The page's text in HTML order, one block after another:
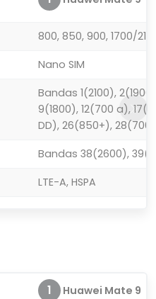
800, 850, 900, 1700/
Nano SIM
Bandas 1(2100),
9(1800), 12(700 a),
DD), 26(850+), 28(700
Bandas 38(2600),
LTE-A, HSPA
1 Huawei Mate 9